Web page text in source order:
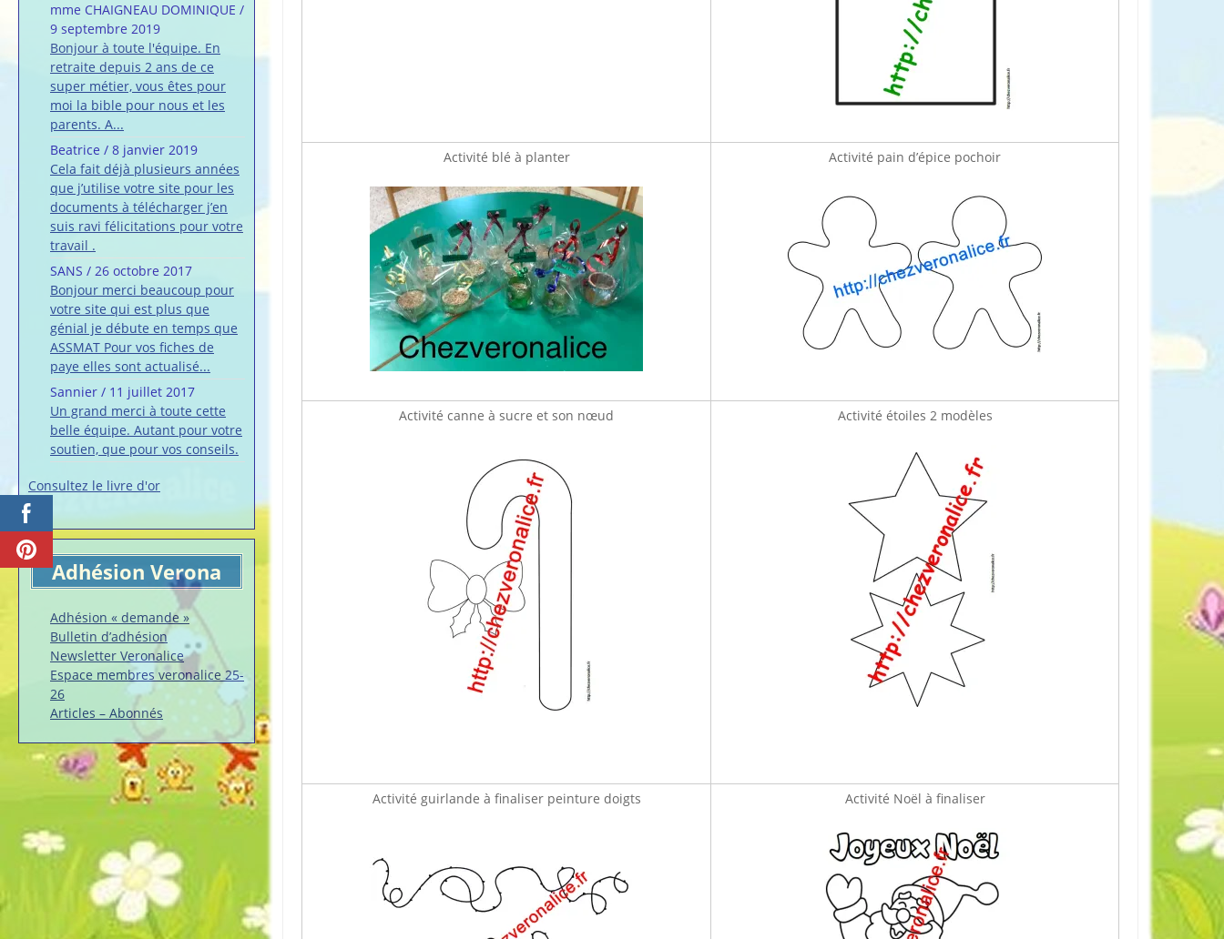
mme CHAIGNEAU DOMINIQUE /
9 septembre 2019
Bonjour à toute l'équipe. En
retraite depuis 2 ans de ce
super métier, vous êtes pour
moi la bible pour nous et les
parents. A...
Beatrice / 8 janvier 2019
Cela fait déjà plusieurs années
que j’utilise votre site pour les
documents à télécharger j’en
suis ravi félicitations pour votre
travail .
SANS / 26 octobre 2017
Bonjour merci beaucoup pour
votre site qui est plus que
génial je débute en temps que
ASSMAT Pour vos fiches de
paye elles sont actualisé...
Sannier / 11 juillet 2017
Un grand merci à toute cette
belle équipe. Autant pour votre
soutien, que pour vos conseils.
Consultez le livre d'or
Adhésion Verona
Adhésion « demande »
Bulletin d’adhésion
Newsletter Veronalice
Espace membres veronalice 25-
26
Articles – Abonnés
Activité blé à planter Activité pain d’épice pochoir
Activité canne à sucre et son nœud Activité étoiles 2 modèles
Activité guirlande à finaliser peinture doigts Activité Noël à finaliser